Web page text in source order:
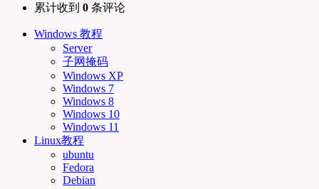
累计收到 0 条评论
Windows 教程
Server
子网掩码
Windows XP
Windows 7
Windows 8
Windows 10
Windows 11
Linux教程
ubuntu
Fedora
Debian